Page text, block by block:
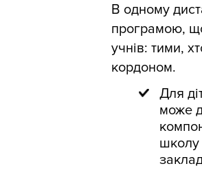
В одному
програмою,
учнів: тими,
кордоном.
Для
може
школу